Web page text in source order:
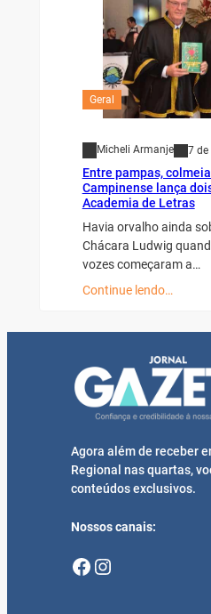
Geral
Micheli Armanje 7 de
Entre pampas,
Campinense lança
Academia de Letras
Havia orvalho ainda
Chácara Ludwig
vozes começaram a…
Continue lendo…
Agora além de receber
Regional nas quartas,
conteúdos exclusivos.
Nossos canais:
Facebook Instagram